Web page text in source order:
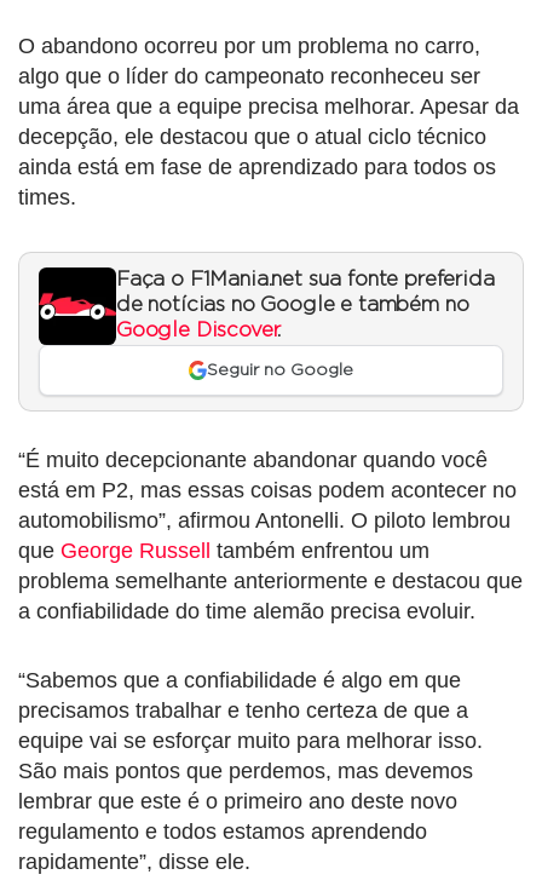
O abandono ocorreu por um problema no carro,
algo que o líder do campeonato reconheceu ser
uma área que a equipe precisa melhorar. Apesar da
decepção, ele destacou que o atual ciclo técnico
ainda está em fase de aprendizado para todos os
times.
Faça o F1Mania.net sua fonte preferida
de notícias no Google e também no
Google Discover.
Seguir no Google
“É muito decepcionante abandonar quando você
está em P2, mas essas coisas podem acontecer no
automobilismo”, afirmou Antonelli. O piloto lembrou
que George Russell
também enfrentou um
problema semelhante anteriormente e destacou que
a confiabilidade do time alemão precisa evoluir.
“Sabemos que a confiabilidade é algo em que
precisamos trabalhar e tenho certeza de que a
equipe vai se esforçar muito para melhorar isso.
São mais pontos que perdemos, mas devemos
lembrar que este é o primeiro ano deste novo
regulamento e todos estamos aprendendo
rapidamente”, disse ele.